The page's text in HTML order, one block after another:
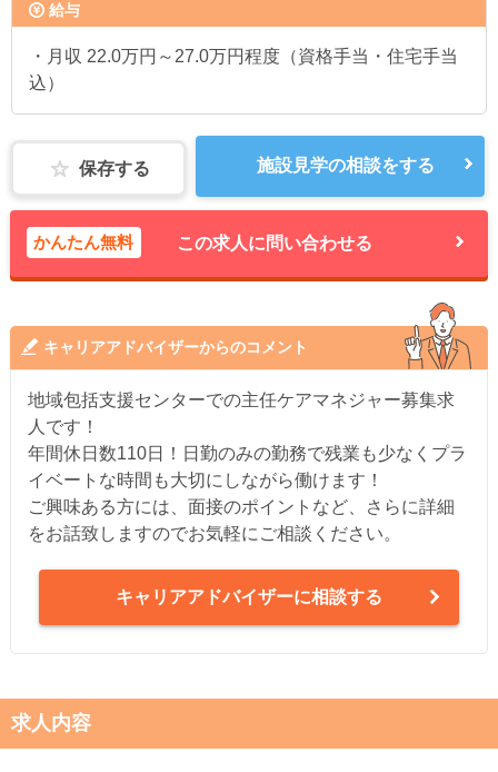
給与
・月収 22.0万円～27.0万円程度（資格手当・住宅手当
込）
保存する 施設見学の相談をする
かんたん無料 この求人に問い合わせる
キャリアアドバイザーからのコメント
地域包括支援センターでの主任ケアマネジャー募集求
人です！
年間休日数110日！日勤のみの勤務で残業も少なくプラ
イベートな時間も大切にしながら働けます！
ご興味ある方には、面接のポイントなど、さらに詳細
をお話致しますのでお気軽にご相談ください。
キャリアアドバイザーに相談する
求人内容